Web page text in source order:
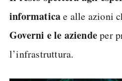
informaticae alle azioni
Governi e le aziendeper
l’infrastruttura.